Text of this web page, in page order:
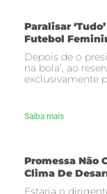
Paralisar
Futebol
Depois de o
na bola’, ao
exclusivamente
Saiba mais
Promessa Não
Clima De
Estaria o